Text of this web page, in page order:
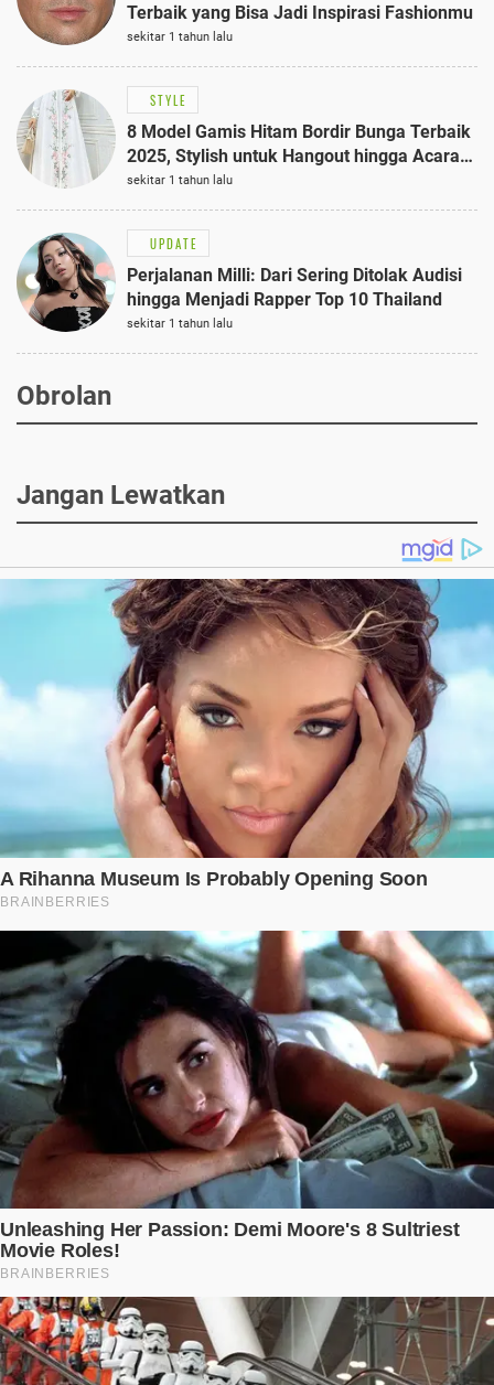
Terbaik yang Bisa Jadi Inspirasi Fashionmu
sekitar 1 tahun lalu
STYLE
8 Model Gamis Hitam Bordir Bunga Terbaik
2025, Stylish untuk Hangout hingga Acara
Semi-Formal
sekitar 1 tahun lalu
UPDATE
Perjalanan Milli: Dari Sering Ditolak Audisi
hingga Menjadi Rapper Top 10 Thailand
sekitar 1 tahun lalu
Obrolan
Jangan Lewatkan